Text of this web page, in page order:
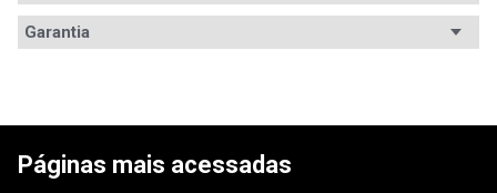
Avaliações
ESCREVER AVALIAÇÃO
Garantia
Páginas mais acessadas